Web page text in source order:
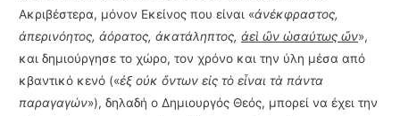
Ακριβέστερα, μόνον Εκείνος που είναι «ἀνέκφραστος,
ἀπερινόητος, ἀό­ρα­τος, ἀκατάληπτος,ἀεὶ ὢν ὡσαύτως ὤν»,
και δημιούργησε το χώρο, τον χρόνο και την ύλη μέσα από
κβαντικό κενό («ἐξ οὐκ ὄντων εἰς τὸ εἶναι τὰ πάντα
παραγαγών»), δηλαδή ο Δημι­ουργός Θεός, μπορεί να έχει την